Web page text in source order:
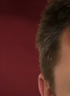
Scopri
Cerca